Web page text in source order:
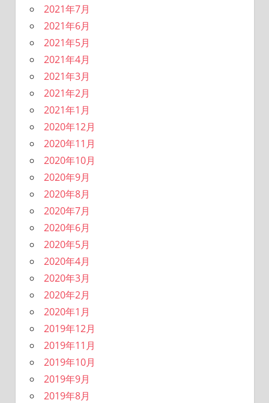
2021年7月
2021年6月
2021年5月
2021年4月
2021年3月
2021年2月
2021年1月
2020年12月
2020年11月
2020年10月
2020年9月
2020年8月
2020年7月
2020年6月
2020年5月
2020年4月
2020年3月
2020年2月
2020年1月
2019年12月
2019年11月
2019年10月
2019年9月
2019年8月